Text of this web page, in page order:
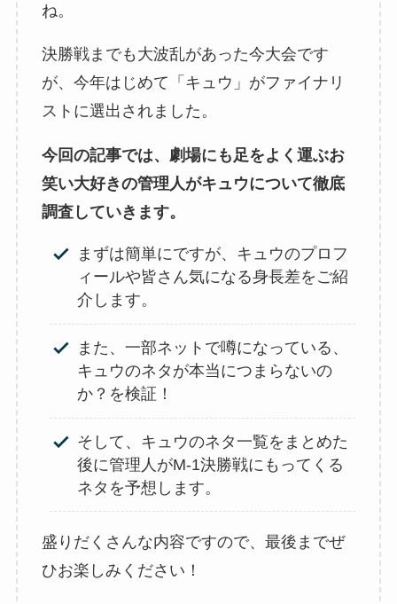
ね。
決勝戦までも大波乱があった今大会です
が、今年はじめて「キュウ」がファイナリ
ストに選出されました。
今回の記事では、劇場にも足をよく運ぶお
笑い大好きの管理人がキュウについて徹底
調査していきます。
まずは簡単にですが、キュウのプロフ
ィールや皆さん気になる身長差をご紹
介します。
また、一部ネットで噂になっている、
キュウのネタが本当につまらないの
か？を検証！
そして、キュウのネタ一覧をまとめた
後に管理人がM-1決勝戦にもってくる
ネタを予想します。
盛りだくさんな内容ですので、最後までぜ
ひお楽しみください！